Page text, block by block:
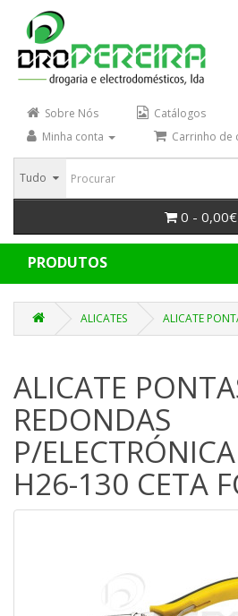
Sobre Nós Catálogos
Minha conta
Carrinho de
Tudo
0 - 0,00€
PRODUTOS
ALICATES ALICATE
ALICATE
REDONDAS
P/
H26-130 CETA